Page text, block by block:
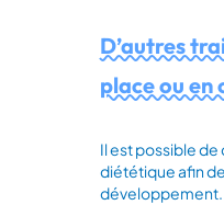
D’autres
place ou en
Il est possible
diététique afin
développement.